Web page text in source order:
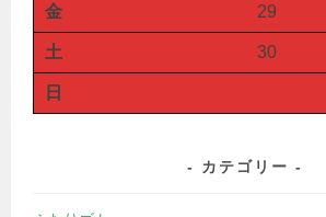
金 29
土 30
日
カテゴリー